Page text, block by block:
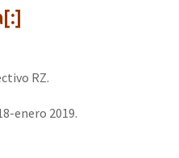
RZ.
enero 2019.